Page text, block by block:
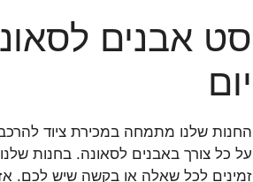
סט אבנים
יום
החנות שלנו מתמחה במכירת ציוד
על כל צורך באבנים לסאונה. בחנות
זמינים לכל שאלה או בקשה שיש לכם. אז